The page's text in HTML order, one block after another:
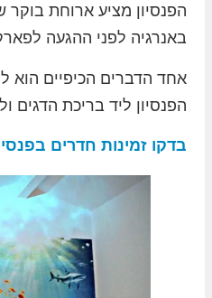
הפנסיון מציע ארוחת בוקר
באנרגיה לפני ההגעה
אחד הדברים הכיפיים הוא
הפנסיון ליד בריכת הדגים
בדקו זמינות חדרים